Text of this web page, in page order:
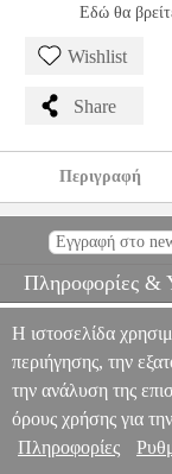
Εδώ θα
Wishlist
Share
Περιγραφή
BATTER )
Πληροφορίες &
Η ιστοσελίδα
περιήγησης, την
την ανάλυση της
όρους χρήσης για
Πληροφορίες